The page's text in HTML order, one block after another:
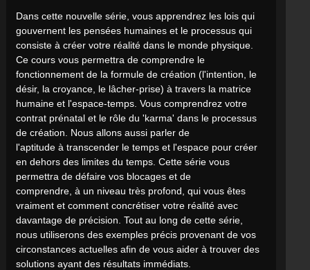
Dans cette nouvelle série, vous apprendrez les lois qui
gouvernent les pensées humaines et le processus qui
consiste à créer votre réalité dans le monde physique.
Ce cours vous permettra de comprendre le
fonctionnement de la formule de création (l'intention, le
désir, la croyance, le lâcher-prise) à travers la matrice
humaine et l'espace-temps. Vous comprendrez votre
contrat prénatal et le rôle du 'karma' dans le processus
de création. Nous allons aussi parler de
l'aptitude à transcender le temps et l'espace pour créer
en dehors des limites du temps. Cette série vous
permettra de défaire vos blocages et de
comprendre, à un niveau très profond, qui vous êtes
vraiment et comment concrétiser votre réalité avec
davantage de précision. Tout au long de cette série,
nous utiliserons des exemples précis provenant de vos
circonstances actuelles afin de vous aider à trouver des
solutions ayant des résultats immédiats.